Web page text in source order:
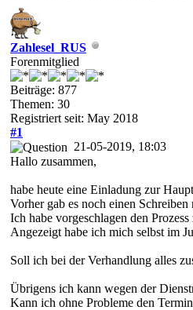
Zahlesel_RUS
Forenmitglied
Beiträge: 877
Themen: 30
Registriert seit: May 2018
#1
21-05-2019, 18:03
Hallo zusammen,
habe heute eine Einladung zur
Vorher gab es noch einen
Ich habe vorgeschlagen den
Angezeigt habe ich mich selbst im
Soll ich bei der Verhandlung alles
Übrigens ich kann wegen der
Kann ich ohne Probleme den